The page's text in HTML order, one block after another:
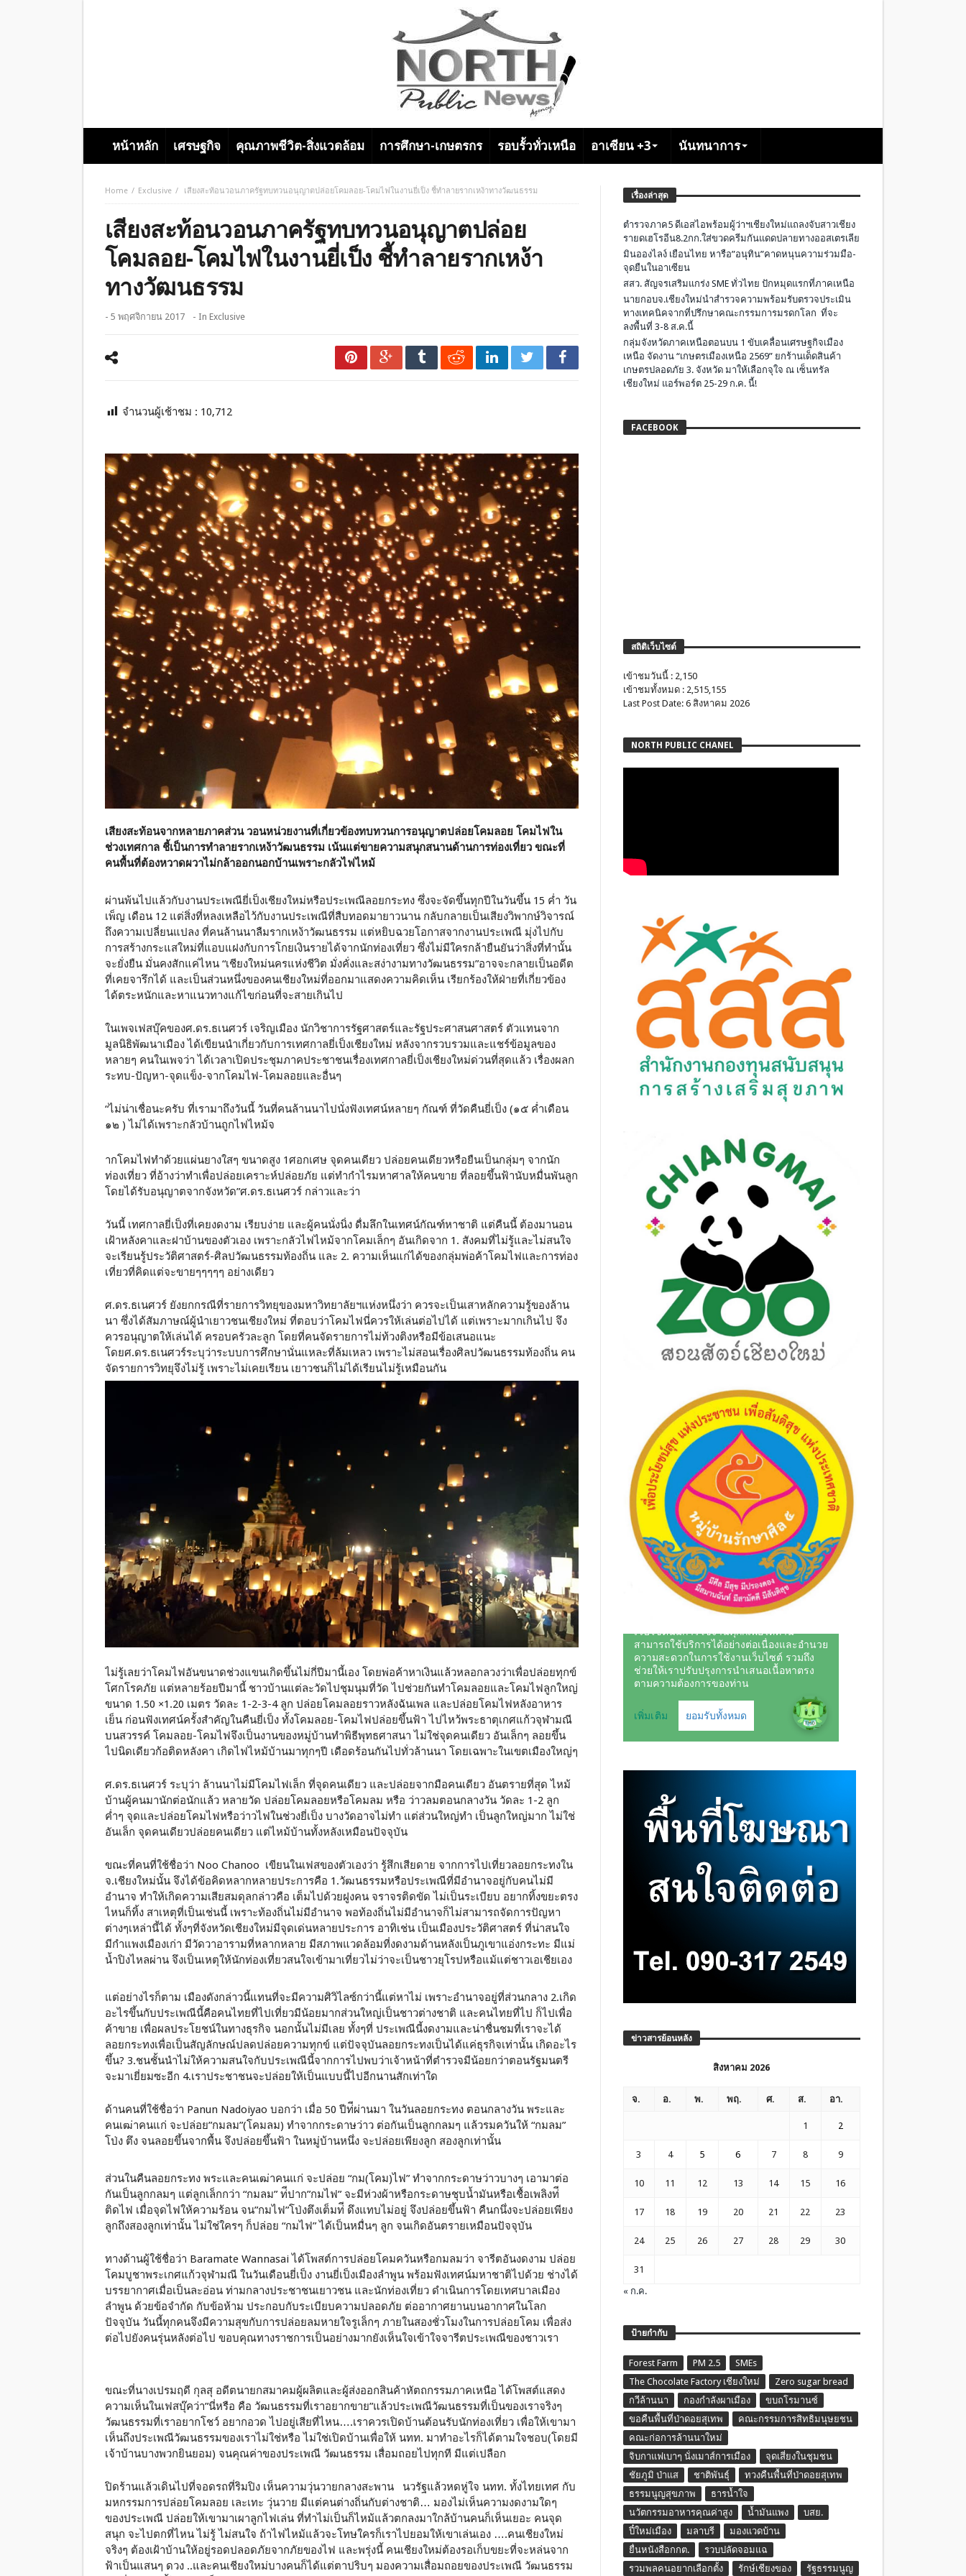
หน้าหลัก เศรษฐกิจ คุณภาพชีวิต-สิ่งแวดล้อม การศึกษา-เกษตรกร รอบรั้วทั่วเหนือ อาเซียน +3 นันทนาการ
Home Exclusive เสียงสะท้อนวอนภาครัฐทบทวนอนุญาตปล่อยโคมลอย-โคมไฟในงานยี่เป็ง ชี้ทำลายรากเหง้าทางวัฒนธรรม
เสียงสะท้อนวอนภาครัฐทบทวนอนุญาตปล่อย
โคมลอย-โคมไฟในงานยี่เป็ง ชี้ทำลายรากเหง้า
ทางวัฒนธรรม
- 5 พฤศจิกายน 2017 - In Exclusive
จำนวนผู้เช้าชม : 10,712
เสียงสะท้อนจากหลายภาคส่วน วอนหน่วยงานที่เกี่ยวข้องทบทวนการอนุญาตปล่อยโคมลอย โคมไฟใน
ช่วงเทศกาล ชี้เป็นการทำลายรากเหง้าวัฒนธรรม เน้นแต่ขายความสนุกสนานด้านการท่องเที่ยว ขณะที่
คนพื้นที่ต้องหวาดผวาไม่กล้าออกนอกบ้านเพราะกลัวไฟไหม้
ผ่านพ้นไปแล้วกับงานประเพณียี่เป็งเชียงใหม่หรือประเพณีลอยกระทง ซึ่งจะจัดขึ้นทุกปีในวันขึ้น 15 ค่ำ วัน
เพ็ญ เดือน 12 แต่สิ่งที่หลงเหลือไว้กับงานประเพณีที่สืบทอดมายาวนาน กลับกลายเป็นเสียงวิพากษ์วิจารณ์
ถึงความเปลี่ยนแปลง ที่คนล้านนาลืมรากเหง้าวัฒนธรรม แต่หยิบฉวยโอกาสจากงานประเพณี มุ่งไปกับ
การสร้างกระแสใหม่ที่แอบแฝงกับการโกยเงินรายได้จากนักท่องเที่ยว ซึ่งไม่มีใครกล้ายืนยันว่าสิ่งที่ทำนั้น
จะยั่งยืน มั่นคงสักแค่ไหน “เชียงใหม่นครแห่งชีวิต มั่งคั่งและสง่างามทางวัฒนธรรม”อาจจะกลายเป็นอดีต
ที่เคยจารึกได้ และเป็นส่วนหนึ่งของคนเชียงใหม่ที่ออกมาแสดงความคิดเห็น เรียกร้องให้ฝ่ายที่เกี่ยวข้อง
ได้ตระหนักและหาแนวทางแก้ไขก่อนที่จะสายเกินไป
ในเพจเฟสบุ๊คของศ.ดร.ธเนศวร์ เจริญเมือง นักวิชาการรัฐศาสตร์และรัฐประศาสนศาสตร์ ตัวแทนจาก
มูลนิธิพัฒนาเมือง ได้เขียนนำเกี่ยวกับการเทศกาลยี่เป็งเชียงใหม่ หลังจากรวบรวมและแชร์ข้อมูลของ
หลายๆ คนในเพจว่า ได้เวลาเปิดประชุมภาคประชาชนเรื่องเทศกาลยี่เป็งเชียงใหม่ด่วนที่สุดแล้ว เรื่องผลก
ระทบ-ปัญหา-จุดแข็ง-จากโคมไฟ-โคมลอยและอื่นๆ
“ไม่น่าเชื่อนะครับ ที่เรามาถึงวันนี้ วันที่คนล้านนาไปนั่งฟังเทศน์หลายๆ กัณฑ์ ที่วัดคืนยี่เป็ง (๑๕ ค่ำเดือน
๑๒ ) ไม่ได้เพราะกลัวบ้านถูกไฟไหม้จ
ากโคมไฟทำด้วยแผ่นยางใสๆ ขนาดสูง 1ศอกเศษ จุดคนเดียว ปล่อยคนเดียวหรือยืนเป็นกลุ่มๆ จากนัก
ท่องเที่ยว ที่อ้างว่าทำเพื่อปล่อยเคราะห์ปล่อยภัย แต่ทำกำไรมหาศาลให้คนขาย ที่ลอยขึ้นฟ้านับหมื่นพันลูก
โดยได้รับอนุญาตจากจังหวัด”ศ.ดร.ธเนศวร์ กล่าวและว่า
วันนี้ เทศกาลยี่เป็งที่เคยงดงาม เรียบง่าย และผู้คนนั่งนิ่ง ดื่มลึกในเทศน์กัณฑ์หาชาติ แต่คืนนี้ ต้องมานอน
เฝ้าหลังคาและฝาบ้านของตัวเอง เพราะกลัวไฟไหม้จากโคมเล็กๆ อันเกิดจาก 1. สังคมที่ไม่รู้และไม่สนใจ
จะเรียนรู้ประวัติศาสตร์-ศิลปวัฒนธรรมท้องถิ่น และ 2. ความเห็นแก่ได้ของกลุ่มพ่อค้าโคมไฟและการท่อง
เที่ยวที่คิดแต่จะขายๆๆๆๆๆ อย่างเดียว
ศ.ดร.ธเนศวร์ ยังยกกรณีที่รายการวิทยุของมหาวิทยาลัยฯแห่งหนึ่งว่า ควรจะเป็นเสาหลักความรู้ของล้าน
นา ซึ่งได้สัมภาษณ์ผู้นำเยาวชนเชียงใหม่ ที่ตอบว่าโคมไฟนี่ควรให้เล่นต่อไปได้ แต่เพราะมากเกินไป จึง
ควรอนุญาตให้เล่นได้ ครอบครัวละลูก โดยที่คนจัดรายการไม่ท้วงติงหรือมีข้อเสนอแนะ
โดยศ.ดร.ธเนศวร์ระบุว่าระบบการศึกษานั่นแหละที่ล้มเหลว เพราะไม่สอนเรื่องศิลปวัฒนธรรมท้องถิ่น คน
จัดรายการวิทยุจึงไม่รู้ เพราะไม่เคยเรียน เยาวชนก็ไม่ได้เรียนไม่รู้เหมือนกัน
ไม่รู้เลยว่าโคมไฟอันขนาดช่วงแขนเกิดขึ้นไม่กี่ปีมานี้เอง โดยพ่อค้าหาเงินแล้วหลอกลวงว่าเพื่อปล่อยทุกข์
โศกโรคภัย แต่หลายร้อยปีมานี้ ชาวบ้านแต่ละวัดไปชุมนุมที่วัด ไปช่วยกันทำโคมลอยและโคมไฟลูกใหญ่
ขนาด 1.50 ×1.20 เมตร วัดละ 1-2-3-4 ลูก ปล่อยโคมลอยราวหลังฉันเพล และปล่อยโคมไฟหลังอาหาร
เย็น ก่อนฟังเทศน์ครั้งสำคัญในคืนยี่เป็ง ทั้งโคมลอย-โคมไฟปล่อยขึ้นฟ้า ไปไหว้พระธาตุเกศแก้วจุฬามณี
บนสวรรค์ โคมลอย-โคมไฟจึงเป็นงานของหมู่บ้านทำพิธีพุทธศาสนา ไม่ใช่จุดคนเดียว อันเล็กๆ ลอยขึ้น
ไปนิดเดียวก้อติดหลังคา เกิดไฟไหม้บ้านมาทุกๆปี เดือดร้อนกันไปทั่วล้านนา โดยเฉพาะในเขตเมืองใหญ่ๆ
ศ.ดร.ธเนศวร์ ระบุว่า ล้านนาไม่มีโคมไฟเล็ก ที่จุดคนเดียว และปล่อยจากมือคนเดียว อันตรายที่สุด ไหม้
บ้านผู้คนมานักต่อนักแล้ว หลายวัด ปล่อยโคมลอยหรือโคมลม หรือ ว่าวลมตอนกลางวัน วัดละ 1-2 ลูก
ค่ำๆ จุดและปล่อยโคมไฟหรือว่าวไฟในช่วงยี่เป็ง บางวัดอาจไม่ทำ แต่ส่วนใหญ่ทำ เป็นลูกใหญ่มาก ไม่ใช่
อันเล็ก จุดคนเดียวปล่อยคนเดียว แต่ไหม้บ้านทั้งหลังเหมือนปัจจุบัน
ขณะที่คนที่ใช้ชื่อว่า Noo Chanoo เขียนในเฟสของตัวเองว่า รู้สึกเสียดาย จากการไปเที่ยวลอยกระทงใน
จ.เชียงใหม่นั้น จึงได้ข้อคิดหลากหลายประการคือ 1.วัฒนธรรมหรือประเพณีที่มีอำนาจอยู่กับคนไม่มี
อำนาจ ทำให้เกิดความเสียสมดุลกล่าวคือ เต็มไปด้วยฝูงคน จราจรติดขัด ไม่เป็นระเบียบ อยากทิ้งขยะตรง
ไหนก็ทิ้ง สาเหตุที่เป็นเช่นนี้ เพราะท้องถิ่นไม่มีอำนาจ พอท้องถิ่นไม่มีอำนาจก็ไม่สามารถจัดการปัญหา
ต่างๆเหล่านี้ได้ ทั้งๆที่จังหวัดเชียงใหม่มีจุดเด่นหลายประการ อาทิเช่น เป็นเมืองประวัติศาสตร์ ที่น่าสนใจ
มีกำแพงเมืองเก่า มีวัดวาอารามที่หลากหลาย มีสภาพแวดล้อมที่งดงามด้านหลังเป็นภูเขาแอ่งกระทะ มีแม่
น้ำปิงไหลผ่าน จึงเป็นเหตุให้นักท่องเที่ยวสนใจเข้ามาเที่ยวไม่ว่าจะเป็นชาวยุโรปหรือแม้แต่ชาวเอเชียเอง
แต่อย่างไรก็ตาม เมืองดังกล่าวนี้แทนที่จะมีความศิวิไลซ์กว่านี้แต่หาไม่ เพราะอำนาจอยู่ที่ส่วนกลาง 2.เกิด
อะไรขึ้นกับประเพณีนี้คือคนไทยที่ไปเที่ยวมีน้อยมากส่วนใหญ่เป็นชาวต่างชาติ และคนไทยที่ไป ก็ไปเพื่อ
ค้าขาย เพื่อผลประโยชน์ในทางธุรกิจ นอกนั้นไม่มีเลย ทั้งๆที่ ประเพณีนี้งดงามและน่าชื่นชมที่เราจะได้
ลอยกระทงเพื่อเป็นสัญลักษณ์ปลดปล่อยความทุกข์ แต่ปัจจุบันลอยกระทงเป็นได้แค่ธุรกิจเท่านั้น เกิดอะไร
ขึ้น? 3.ชนชั้นนำไม่ให้ความสนใจกับประเพณีนี้จากการไปพบว่าเจ้าหน้าที่ตำรวจมีน้อยกว่าตอนรัฐมนตรี
จะมาเยี่ยมซะอีก 4.เราประชาชนจะปล่อยให้เป็นแบบนี้ไปอีกนานสักเท่าใด
ด้านคนที่ใช้ชื่อว่า Panun Nadoiyao บอกว่า เมื่อ 50 ปีท่ีผ่านมา ในวันลอยกระทง ตอนกลางวัน พระและ
คนเฒ่าคนแก่ จะปล่อย”กมลม”(โคมลม) ทำจากกระดาษว่าว ต่อกันเป็นลูกกลมๆ แล้วรมควันให้ “กมลม”
โป่ง ตึง จนลอยขึ้นจากพื้น จึงปล่อยขึ้นฟ้า ในหมู่บ้านหนึ่ง จะปล่อยเพียงลูก สองลูกเท่านั้น
ส่วนในคืนลอยกระทง พระและคนเฒ่าคนแก่ จะปล่อย “กม(โคม)ไฟ” ทำจากกระดาษว่าวบางๆ เอามาต่อ
กันเป็นลูกกลมๆ แต่ลูกเล็กกว่า “กมลม” ท่ีปาก”กมไฟ” จะมีห่วงผ้าหรือกระดาษชุบน้ำมันหรือเชื้อเพลิงท่ี
ติดไฟ เมื่อจุดไฟให้ความร้อน จน”กมไฟ”โป่งตึงเต็มท่ี ดึงแทบไม่อยู่ จึงปล่อยขึ้นฟ้า คืนกนึ่งจะปล่อยเพียง
ลูกถึงสองลูกเท่านั้น ไม่ใช่ใครๆ ก็ปล่อย “กมไฟ” ได้เป็นหมื่นๆ ลูก จนเกิดอันตรายเหมือนปัจจุบัน
ทางด้านผู้ใช้ชื่อว่า Baramate Wannasai ได้โพสต์การปล่อยโคมควันหรือกมลมว่า จารีตอันงดงาม ปล่อย
โคมบูชาพระเกศแก้วจุฬามณี ในวันเดือนยี่เป็ง งานยี่เป็งเมืองลำพูน พร้อมฟังเทศน์มหาชาติไปด้วย ช่างได้
บรรยากาศเมื่อเป็นละอ่อน ท่ามกลางประชาชนเยาวชน และนักท่องเที่ยว ดำเนินการโดยเทศบาลเมือง
ลำพูน ด้วยข้อจำกัด กับข้อห้าม ประกอบกับระเบียบความปลอดภัย ต่ออากาศยานบนอากาศในโลก
ปัจจุบัน วันนี้ทุกคนจึงมีความสุขกับการปล่อยลมหายใจรูเล็กๆ ภายในสองชั่วโมงในการปล่อยโคม เพื่อส่ง
ต่อไปยังคนรุ่นหลังต่อไป ขอบคุณทางราชการเป็นอย่างมากยังเห็นใจเข้าใจจารีตประเพณีของชาวเรา
ขณะที่นางเปรมฤดี กุลสุ อดีตนายกสมาคมผู้ผลิตและผู้ส่งออกสินค้าหัตถกรรมภาคเหนือ ได้โพสต์แสดง
ความเห็นในเฟสบุ๊คว่า”นี่หรือ คือ วัฒนธรรมที่เราอยากขาย”แล้วประเพณีวัฒนธรรมที่เป็นของเราจริงๆ
วัฒนธรรมที่เราอยากโชว์ อยากอวด ไปอยู่เสียที่ไหน….เราควรเปิดบ้านต้อนรับนักท่องเที่ยว เพื่อให้เขามา
เห็นถึงประเพณีวัฒนธรรมของเราไม่ใช่หรือ ไม่ใช่เปิดบ้านเพื่อให้ นทท. มาทำอะไรก็ได้ตามใจชอบ(โดยมี
เจ้าบ้านบางพวกยินยอม) จนคุณค่าของประเพณี วัฒนธรรม เสื่อมถอยไปทุกที มีแต่เปลือก
ปิดร้านแล้วเดินไปที่จอดรถที่ริมปิง เห็นความวุ่นวายกลางสะพาน นวรัฐแล้วหดหู่ใจ นทท. ทั้งไทยเทศ กับ
มหกรรมการปล่อยโคมลอย เละเทะ วุ่นวาย มีแต่คนต่างถิ่นกับต่างชาติ… มองไม่เห็นความงดงามใดๆ
ของประเพณี ปล่อยให้เขามาเผาลูกไฟเล่น ที่ทำไม่เป็นก็ไหม้แล้วตกลงมาใกล้บ้านคนก็เห็นเยอะ คนจุด
สนุก จะไปตกที่ไหน ไม่รู้ ไม่สนใจ ถ้าไฟไหม้แล้วจะโทษใครก็เราไปยอมให้เขาเล่นเอง ….คนเชียงใหม่
จริงๆ ต้องเฝ้าบ้านให้อยู่รอดปลอดภัยจากภัยของไฟ และพรุ่งนี้ คนเชียงใหม่ต้องรอเก็บขยะที่จะหล่นจาก
ฟ้าเป็นแสนๆ ดวง ..และคนเชียงใหม่บางคนก็ได้แต่ตาปริบๆ มองความเสื่อมถอยของประเพณี วัฒนธรรม
เรื่องล่าสุด
ตำรวจภาค5 ดีเอสไอพร้อมผู้ว่าฯเชียงใหม่แถลงจับสาวเชียง
รายดเฮโรอีน8.2กก.ใส่ขวดครีมกันแดดปลายทางออสเตรเลีย
มินอองไลง์ เยือนไทย หารือ”อนุทิน”คาดหนุนความร่วมมือ-
จุดยืนในอาเซียน
สสว. สัญจรเสริมแกร่ง SME ทั่วไทย ปักหมุดแรกที่ภาคเหนือ
นายกอบจ.เชียงใหม่นำสำรวจความพร้อมรับตรวจประเมิน
ทางเทคนิคจากที่ปรึกษาคณะกรรมการมรดกโลก ที่จะ
ลงพื้นที่ 3-8 ส.ค.นี้
กลุ่มจังหวัดภาคเหนือตอนบน 1 ขับเคลื่อนเศรษฐกิจเมือง
เหนือ จัดงาน “เกษตรเมืองเหนือ 2569” ยกร้านเด็ดสินค้า
เกษตรปลอดภัย 3. จังหวัด มาให้เลือกจุใจ ณ เซ็นทรัล
เชียงใหม่ แอร์พอร์ต 25-29 ก.ค. นี้!
FACEBOOK
สถิติเว็บไซต์
เข้าชมวันนี้ : 2,150
เข้าชมทั้งหมด : 2,515,155
Last Post Date: 6 สิงหาคม 2026
NORTH PUBLIC CHANEL
ข่าวสารย้อนหลัง
สิงหาคม 2026
จ. อ. พ. พฤ. ศ. ส. อา.
1 2
3 4 5 6 7 8 9
10 11 12 13 14 15 16
17 18 19 20 21 22 23
24 25 26 27 28 29 30
31
« ก.ค.
ป้ายกำกับ
Forest Farm PM 2.5
SMEs
The Chocolate Factory เชียงใหม่
Zero sugar bread
กวีล้านนา
กองกำลังผาเมือง
ขบถโรมานซ์
ขอคืนพื้นที่ป่าดอยสุเทพ
คณะกรรมการสิทธิมนุษยชน
คณะก่อการล้านนาใหม่
จิบกาแฟเบาๆ นั่งเมาส์การเมือง
จุดเสี่ยงในชุมชน
ชัยภูมิ ป่าแส
ชาติพันธุ์
ทวงคืนพื้นที่ป่าดอยสุเทพ
ธรรมนูญสุขภาพ
ธารน้ำใจ
นวัตกรรมอาหารคุณค่าสูง
น้ำมันแพง
บสย.
ปี๋ใหม่เมือง
มลาบรี
มองแวดบ้าน
ยื่นหนังสือกกต.
รวบปลัดจอมแฉ
รวมพลคนอยากเลือกตั้ง
รักษ์เชียงของ รัฐธรรมนูญ